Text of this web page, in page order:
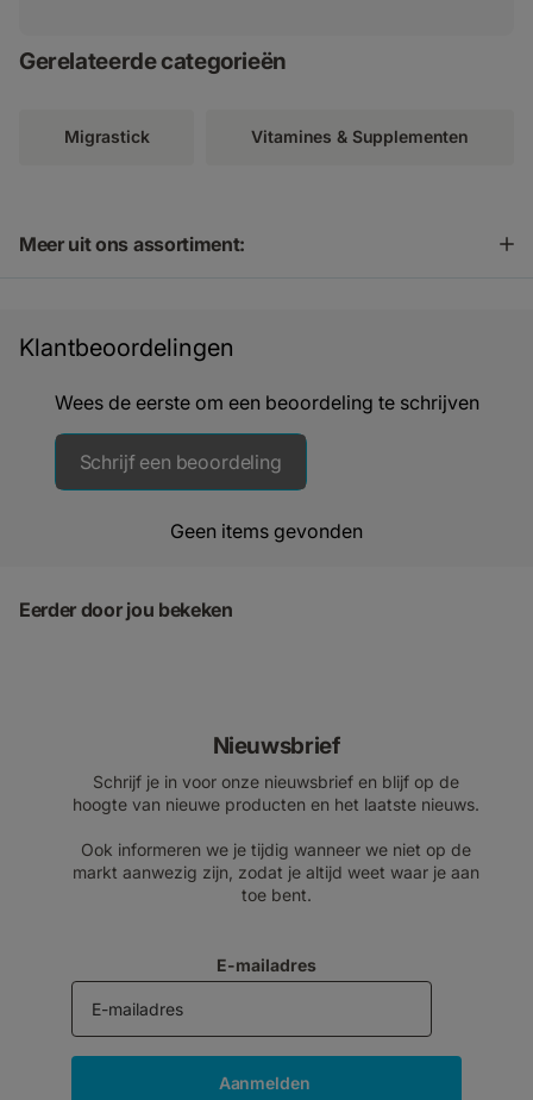
Gerelateerde categorieën
Migrastick Vitamines & Supplementen
Meer uit ons assortiment:
Klantbeoordelingen
Wees de eerste om een beoordeling te schrijven
Schrijf een beoordeling
Geen items gevonden
Eerder door jou bekeken
Nieuwsbrief
Schrijf je in voor onze nieuwsbrief en blijf op de
hoogte van nieuwe producten en het laatste nieuws.
Ook informeren we je tijdig wanneer we niet op de
markt aanwezig zijn, zodat je altijd weet waar je aan
toe bent.
E-mailadres
Aanmelden